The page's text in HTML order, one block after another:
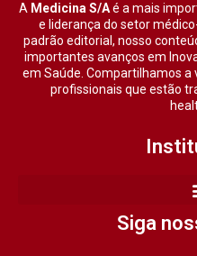
A Medicina S/Aé a mais
e liderança do setor
padrão editorial, nosso
importantes avanços em
em Saúde. Compartilhamos a
profissionais que estão
Siga